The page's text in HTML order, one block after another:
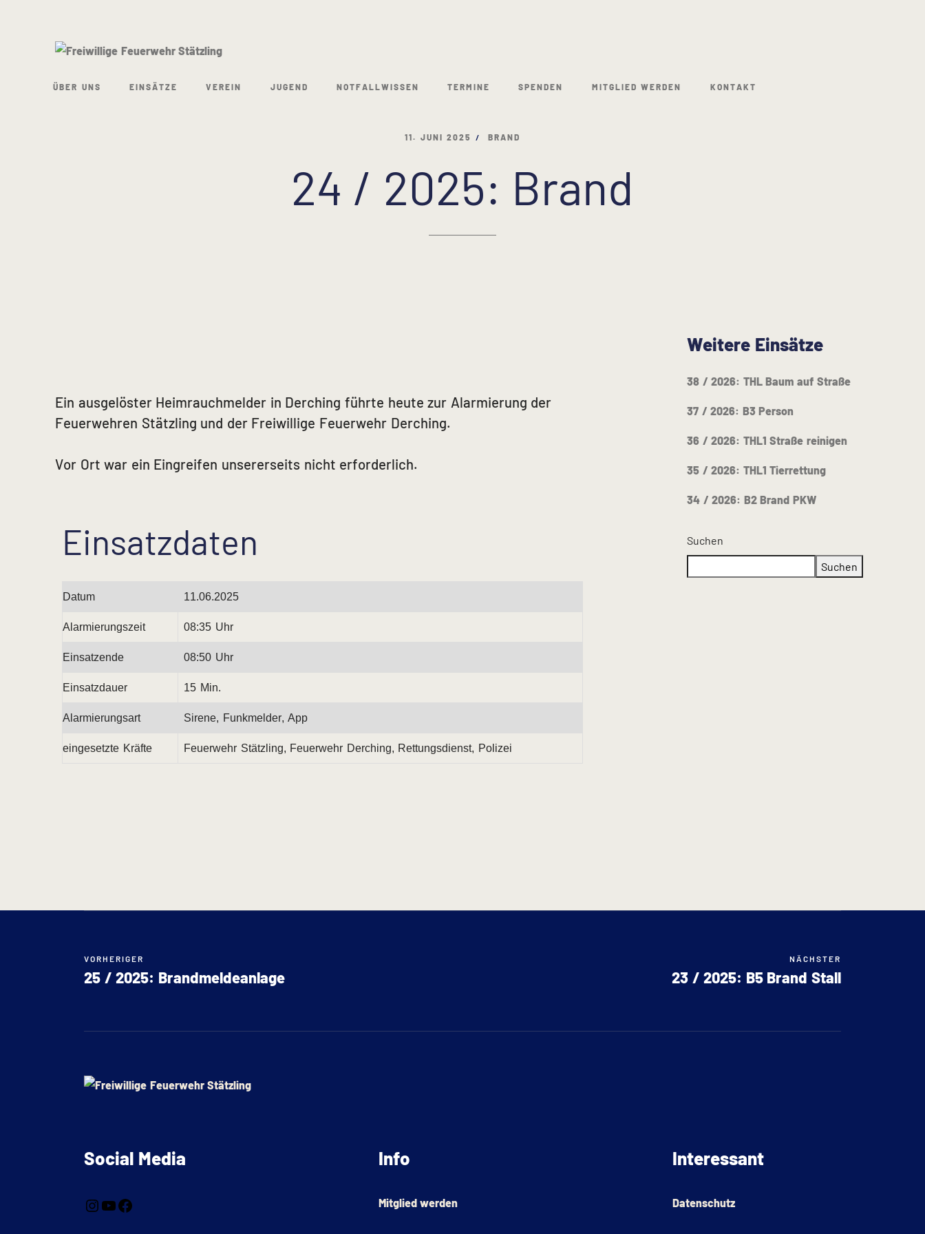
ÜBER UNS EINSÄTZE VEREIN JUGEND NOTFALLWISSEN TERMINE SPENDEN MITGLIED WERDEN KONTAKT
11. JUNI 2025 BRAND
24 / 2025: Brand
Ein ausgelöster Heimrauchmelder in Derching führte heute zur Alarmierung der
Feuerwehren Stätzling und der Freiwillige Feuerwehr Derching.
Vor Ort war ein Eingreifen unsererseits nicht erforderlich.
Einsatzdaten
Datum 11.06.2025
Alarmierungszeit 08:35 Uhr
Einsatzende 08:50 Uhr
Einsatzdauer 15 Min.
Alarmierungsart Sirene, Funkmelder, App
eingesetzte Kräfte Feuerwehr Stätzling, Feuerwehr Derching, Rettungsdienst, Polizei
Weitere Einsätze
38 / 2026: THL Baum auf Straße
37 / 2026: B3 Person
36 / 2026: THL1 Straße reinigen
35 / 2026: THL1 Tierrettung
34 / 2026: B2 Brand PKW
Suchen
Suchen
NÄCHSTER
23 / 2025: B5 Brand Stall
VORHERIGER
25 / 2025: Brandmeldeanlage
Social Media Info
Mitglied werden
Interessant
Datenschutz